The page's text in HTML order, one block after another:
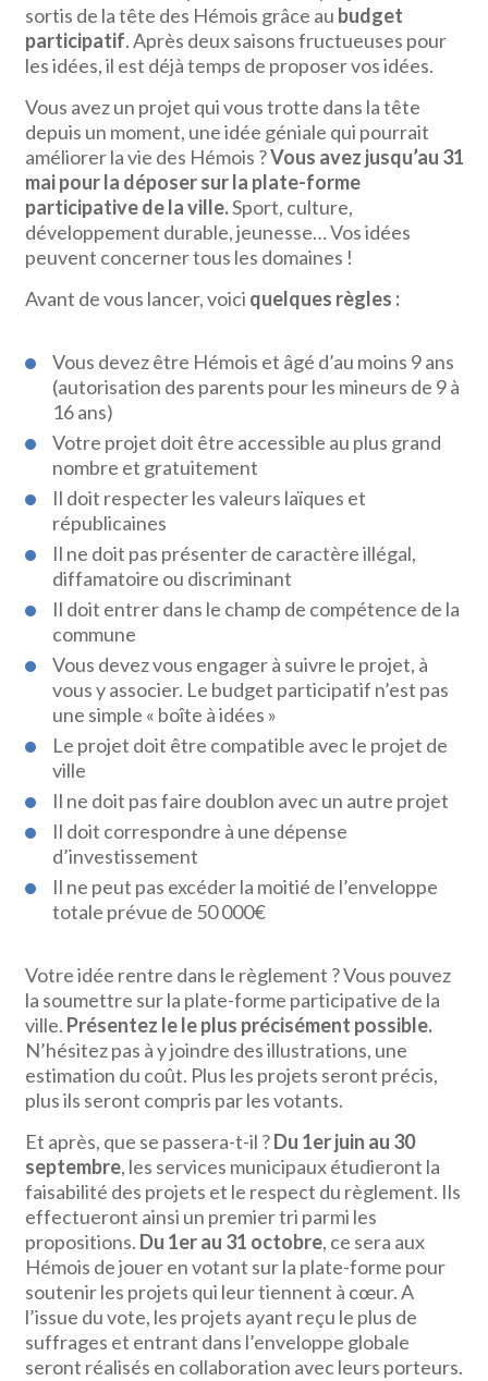
sortis de la tête des Hémois grâce au budget
participatif. Après deux saisons fructueuses pour
les idées, il est déjà temps de proposer vos idées.
Vous avez un projet qui vous trotte dans la tête
depuis un moment, une idée géniale qui pourrait
améliorer la vie des Hémois ?Vous avez jusqu’au 31
mai pour la déposer sur la plate-forme
participative de la ville.Sport, culture,
développement durable, jeunesse… Vos idées
peuvent concerner tous les domaines !
Avant de vous lancer, voici quelques règles :
Vous devez être Hémois et âgé d’au moins 9 ans
(autorisation des parents pour les mineurs de 9 à
16 ans)
Votre projet doit être accessible au plus grand
nombre et gratuitement
Il doit respecter les valeurs laïques et
républicaines
Il ne doit pas présenter de caractère illégal,
diffamatoire ou discriminant
Il doit entrer dans le champ de compétence de la
commune
Vous devez vous engager à suivre le projet, à
vous y associer. Le budget participatif n’est pas
une simple « boîte à idées »
Le projet doit être compatible avec le projet de
ville
Il ne doit pas faire doublon avec un autre projet
Il doit correspondre à une dépense
d’investissement
Il ne peut pas excéder la moitié de l’enveloppe
totale prévue de 50 000€
Votre idée rentre dans le règlement ? Vous pouvez
la soumettre sur la plate-forme participative de la
ville. Présentez le le plus précisément possible.
N’hésitez pas à y joindre des illustrations, une
estimation du coût. Plus les projets seront précis,
plus ils seront compris par les votants.
Et après, que se passera-t-il ?Du 1er juin au 30
septembre, les services municipaux étudieront la
faisabilité des projets et le respect du règlement. Ils
effectueront ainsi un premier tri parmi les
propositions. Du 1er au 31 octobre, ce sera aux
Hémois de jouer en votant sur la plate-forme pour
soutenir les projets qui leur tiennent à cœur. A
l’issue du vote, les projets ayant reçu le plus de
suffrages et entrant dans l’enveloppe globale
seront réalisés en collaboration avec leurs porteurs.